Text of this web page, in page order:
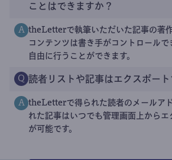
ことはできますか？
A theLetterで執筆いただいた記事の著
コンテンツは書き手がコントロールで
自由に行うことができます。
Q 読者リストや記事はエクスポート
A theLetterで得られた読者のメールア
れた記事はいつでも管理画面上からエ
が可能です。